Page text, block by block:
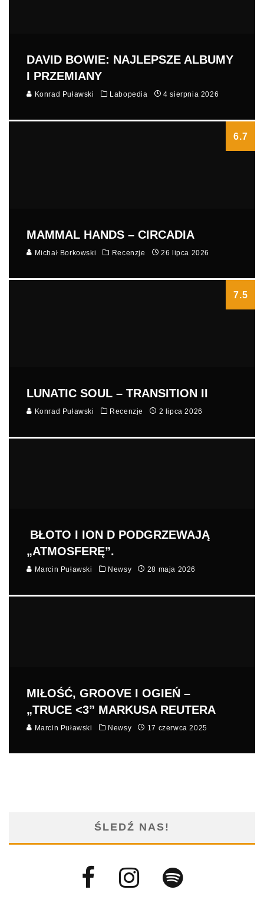
DAVID BOWIE: NAJLEPSZE ALBUMY
I PRZEMIANY
Konrad Puławski Labopedia 4 sierpnia 2026
6.7
MAMMAL HANDS – CIRCADIA
Michał Borkowski Recenzje 26 lipca 2026
7.5
LUNATIC SOUL – TRANSITION II
Konrad Puławski Recenzje 2 lipca 2026
BŁOTO I ION D PODGRZEWAJĄ
„ATMOSFERĘ”.
Marcin Puławski Newsy 28 maja 2026
MIŁOŚĆ, GROOVE I OGIEŃ –
„TRUCE <3” MARKUSA REUTERA
Marcin Puławski Newsy 17 czerwca 2025
ŚLEDŹ NAS!